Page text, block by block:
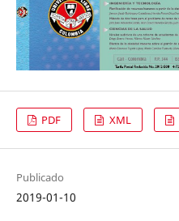
PDF XML
Publicado
2019-01-10